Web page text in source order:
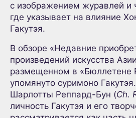
с изображением журавлей и
где указывает на влияние
Гакутэя.
В обзоре «Недавние
произведений искусства
размещенном в «Бюллетене
упомянуто суримоно
Шарлотты Реппард-Бун (Ch.
личность Гакутэя и его